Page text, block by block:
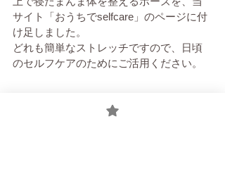
サイト「おうちでselfcare」のページに付
け足しました。
どれも簡単なストレッチですので、日頃
のセルフケアのためにご活用ください。